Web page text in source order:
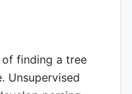
of finding a tree
Unsupervised